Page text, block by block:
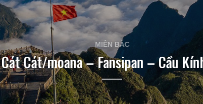
MIỀN BẮC
Cát/moana – Fansipan – Cầu